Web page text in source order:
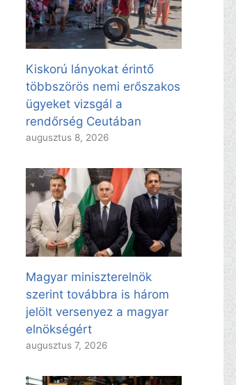
Kiskorú lányokat érintő
többszörös nemi erőszakos
ügyeket vizsgál a
rendőrség Ceutában
augusztus 8, 2026
Magyar miniszterelnök
szerint továbbra is három
jelölt versenyez a magyar
elnökségért
augusztus 7, 2026